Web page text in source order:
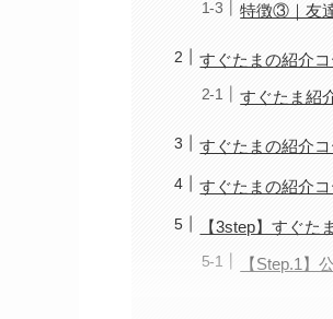
特徴③｜友
すぐたまの紹介
すぐたま紹
すぐたまの紹介
すぐたまの紹介
【3step】すぐ
【Step.1】